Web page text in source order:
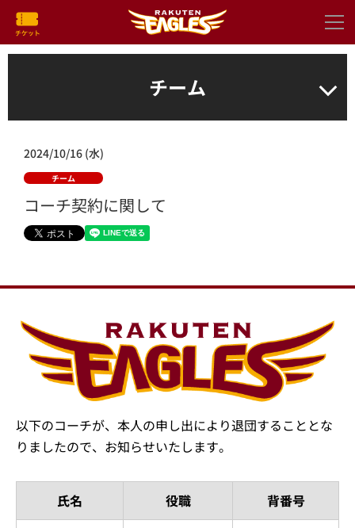
チーム
2024/10/16 (水)
チーム
コーチ契約に関して
以下のコーチが、本人の申し出により退団することとな
りましたので、お知らせいたします。
氏名 役職
背番号